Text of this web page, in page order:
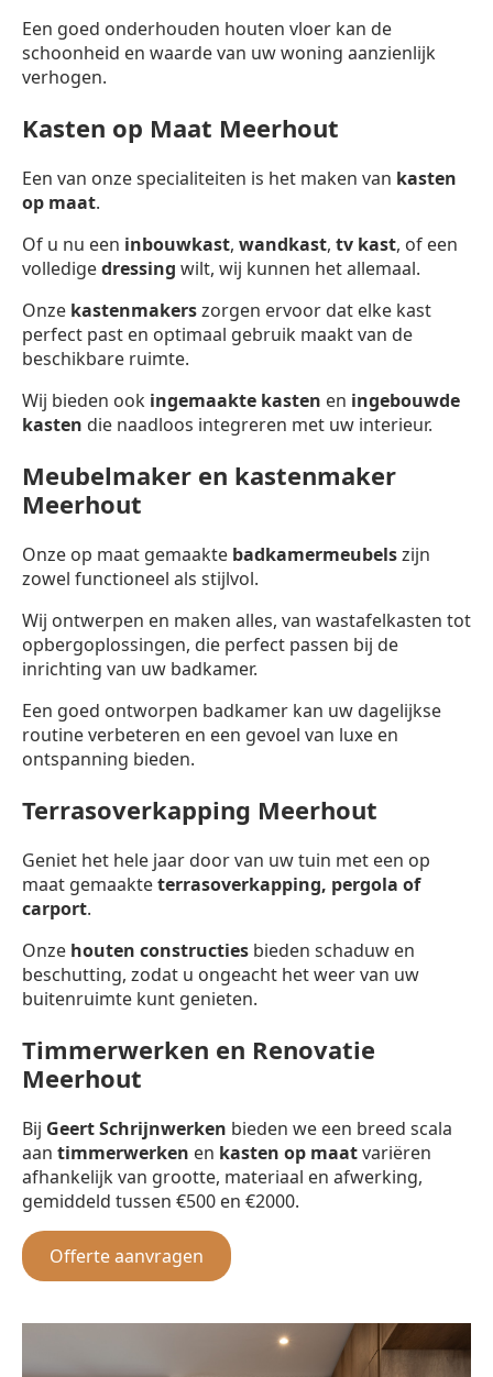
Een goed onderhouden houten vloer kan de
schoonheid en waarde van uw woning aanzienlijk
verhogen.
Kasten op Maat Meerhout
Een van onze specialiteiten is het maken van kasten
op maat.
Of u nu een inbouwkast, wandkast, tv kast, of een
volledigedressing wilt, wij kunnen het allemaal.
Onze kastenmakerszorgen ervoor dat elke kast
perfect past en optimaal gebruik maakt van de
beschikbare ruimte.
Wij bieden ook ingemaakte kasten en ingebouwde
kasten die naadloos integreren met uw interieur.
Meubelmaker en kastenmaker
Meerhout
Onze op maat gemaakte badkamermeubelszijn
zowel functioneel als stijlvol.
Wij ontwerpen en maken alles, van wastafelkasten tot
opbergoplossingen, die perfect passen bij de
inrichting van uw badkamer.
Een goed ontworpen badkamer kan uw dagelijkse
routine verbeteren en een gevoel van luxe en
ontspanning bieden.
Terrasoverkapping Meerhout
Geniet het hele jaar door van uw tuin met een op
maat gemaakteterrasoverkapping, pergola of
carport.
Onze houten constructies bieden schaduw en
beschutting, zodat u ongeacht het weer van uw
buitenruimte kunt genieten.
Timmerwerken en Renovatie
Meerhout
Bij Geert Schrijnwerken bieden we een breed scala
aan timmerwerken en kasten op maatvariëren
afhankelijk van grootte, materiaal en afwerking,
gemiddeld tussen €500 en €2000.
Offerte aanvragen